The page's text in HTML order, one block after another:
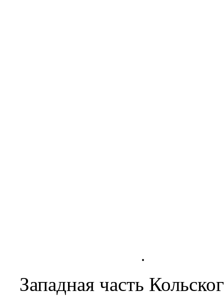
.
Западная часть